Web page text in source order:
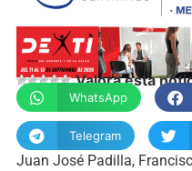
Valora esta
WhatsApp
Telegram
Juan José Padilla,